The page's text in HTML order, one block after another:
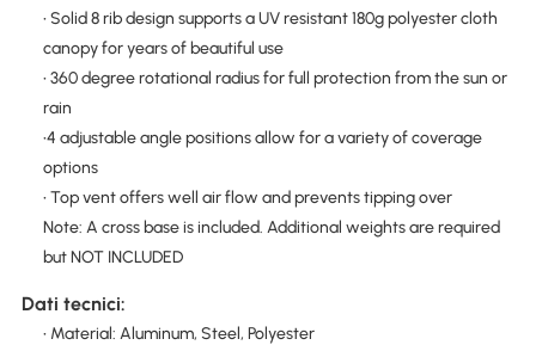
• Solid 8 rib design supports a UV resistant 180g polyester cloth
canopy for years of beautiful use
• 360 degree rotational radius for full protection from the sun or
rain
•4 adjustable angle positions allow for a variety of coverage
options
• Top vent offers well air flow and prevents tipping over
Note: A cross base is included. Additional weights are required
but NOT INCLUDED
Dati tecnici:
• Material: Aluminum, Steel, Polyester